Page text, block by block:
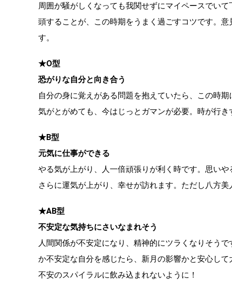
周囲が騒がしくなっても我関せずにマイペースでい
頭することが、この時期をうまく過ごすコツです。
す。
★O型
恐がりな自分と向き合う
自分の身に覚えがある問題を抱えていたら、この時
気がとがめても、今はじっとガマンが必要。時が行き
★B型
元気に仕事ができる
やる気が上がり、人一倍頑張りが利く時です。思い
さらに運気が上がり、幸せが訪れます。ただし八方
★AB型
不安定な気持ちにさいなまれそう
人間関係が不安定になり、精神的にツラくなりそう
か不安定な自分を感じたら、新月の影響かと安心して
不安のスパイラルに飲み込まれないように！